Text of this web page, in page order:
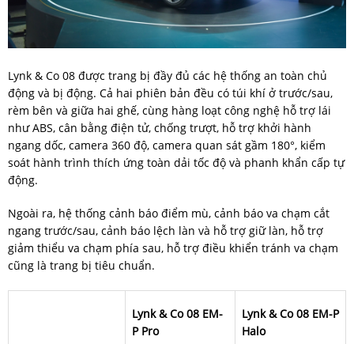
Lynk & Co 08 được trang bị đầy đủ các hệ thống an toàn chủ
động và bị động. Cả hai phiên bản đều có túi khí ở trước/sau,
rèm bên và giữa hai ghế, cùng hàng loạt công nghệ hỗ trợ lái
như ABS, cân bằng điện tử, chống trượt, hỗ trợ khởi hành
ngang dốc, camera 360 độ, camera quan sát gầm 180°, kiểm
soát hành trình thích ứng toàn dải tốc độ và phanh khẩn cấp tự
động.
Ngoài ra, hệ thống cảnh báo điểm mù, cảnh báo va chạm cắt
ngang trước/sau, cảnh báo lệch làn và hỗ trợ giữ làn, hỗ trợ
giảm thiểu va chạm phía sau, hỗ trợ điều khiển tránh va chạm
cũng là trang bị tiêu chuẩn.
Lynk & Co 08 EM-
P Pro
Lynk & Co 08 EM-P
Halo